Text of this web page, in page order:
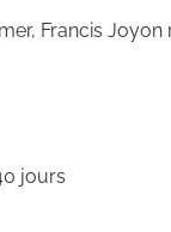
Francis
jours